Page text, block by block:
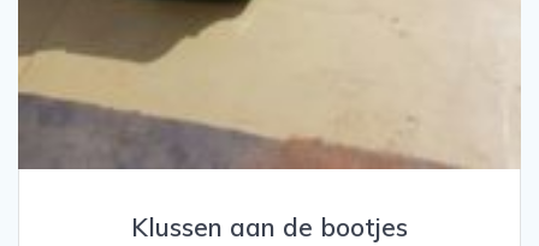
Klussen aan de bootjes